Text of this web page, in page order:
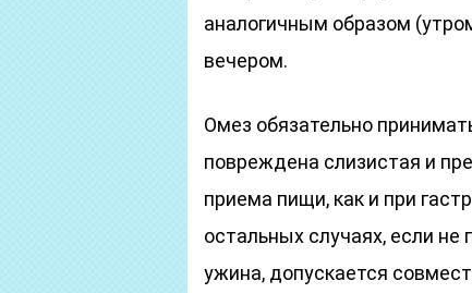
аналогичным образом
вечером.
Омез обязательно
повреждена слизистая и
приема пищи, как и при
остальных случаях, если не
ужина, допускается